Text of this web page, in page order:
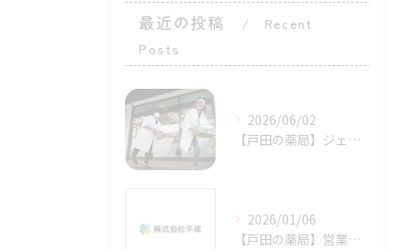
最近の投稿
Recent
Posts
2026/06/02
【戸田の薬局】ジェネリック医薬品の紹介
2026/01/06
【戸田の薬局】営業開始のご案内